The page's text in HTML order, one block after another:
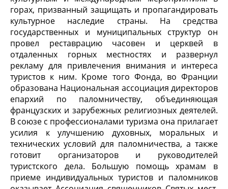
горах, призванный защищать и пропагандировать
культурное наследие страны. На средства
государственных и муниципальных структур он
провел реставрацию часовен и церквей в
отдаленных горных местностях и развернул
рекламу для привлечения внимания и интереса
туристов к ним. Кроме того Фонда, во Франции
образована Национальная ассоциация директоров
епархий по паломничеству, объединяющая
французских и зарубежных религиозных деятелей.
В союзе с профессионалами туризма она прилагает
усилия к улучшению духовных, моральных и
технических условий для паломничества, а также
готовит организаторов и руководителей
туристского дела. Большую помощь храмам в
приеме индивидуальных туристов и паломников